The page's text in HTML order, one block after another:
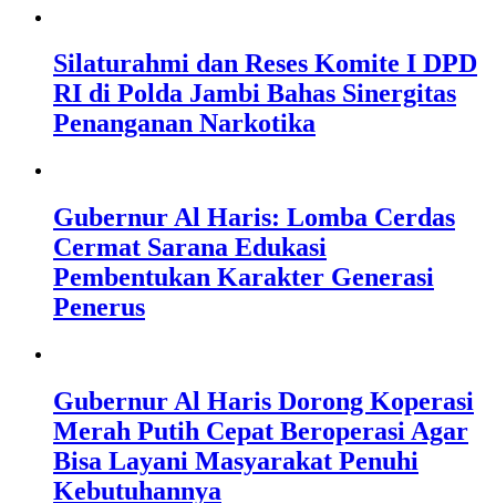
Silaturahmi dan Reses Komite I DPD
RI di Polda Jambi Bahas Sinergitas
Penanganan Narkotika
Gubernur Al Haris: Lomba Cerdas
Cermat Sarana Edukasi
Pembentukan Karakter Generasi
Penerus
Gubernur Al Haris Dorong Koperasi
Merah Putih Cepat Beroperasi Agar
Bisa Layani Masyarakat Penuhi
Kebutuhannya